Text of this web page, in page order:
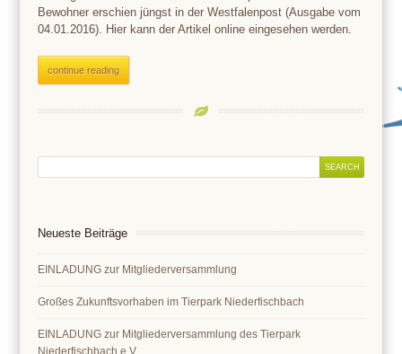
Bewohner erschien jüngst in der Westfalenpost (Ausgabe vom
04.01.2016). Hier kann der Artikel online eingesehen werden.
continue reading
Neueste Beiträge
EINLADUNG zur Mitgliederversammlung
Großes Zukunftsvorhaben im Tierpark Niederfischbach
EINLADUNG zur Mitgliederversammlung des Tierpark
Niederfischbach e.V.,